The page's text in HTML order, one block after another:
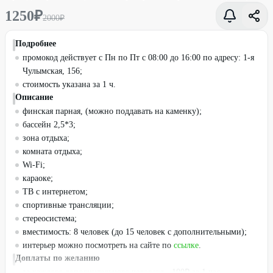
1250₽2000₽
Подробнее
промокод действует с Пн по Пт с 08:00 до 16:00 по адресу: 1-я
Чулымская, 156;
стоимость указана за 1 ч.
Описание
финская парная, (можно поддавать на каменку);
бассейн 2,5*3;
зона отдыха;
комната отдыха;
Wi-Fi;
караоке;
ТВ с интернетом;
спортивные трансляции;
стереосистема;
вместимость: 8 человек (до 15 человек с дополнительными);
интерьер можно посмотреть на сайте по ссылке.
Доплаты по желанию